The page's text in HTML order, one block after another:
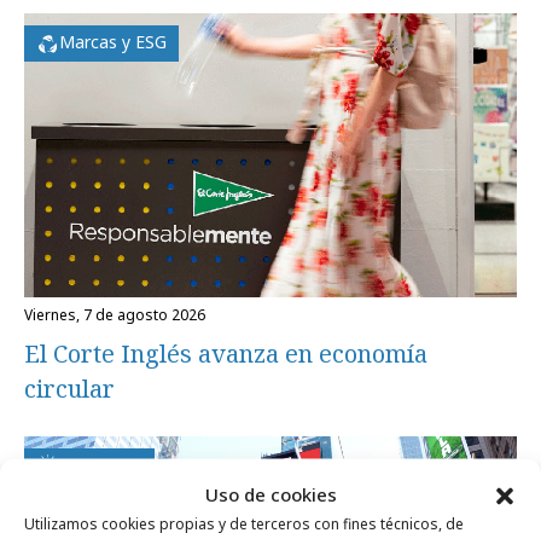
Uso de cookies
Utilizamos cookies propias y de terceros con fines técnicos, de
Marcas y ESG
viernes, 7 de agosto 2026
El Corte Inglés avanza en economía
circular
Campañas